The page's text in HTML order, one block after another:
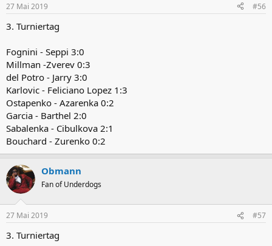
27 Mai 2019 #56
3. Turniertag
Fognini - Seppi 3:0
Millman -Zverev 0:3
del Potro - Jarry 3:0
Karlovic - Feliciano Lopez 1:3
Ostapenko - Azarenka 0:2
Garcia - Barthel 2:0
Sabalenka - Cibulkova 2:1
Bouchard - Zurenko 0:2
Obmann
Fan of Underdogs
27 Mai 2019 #57
3. Turniertag